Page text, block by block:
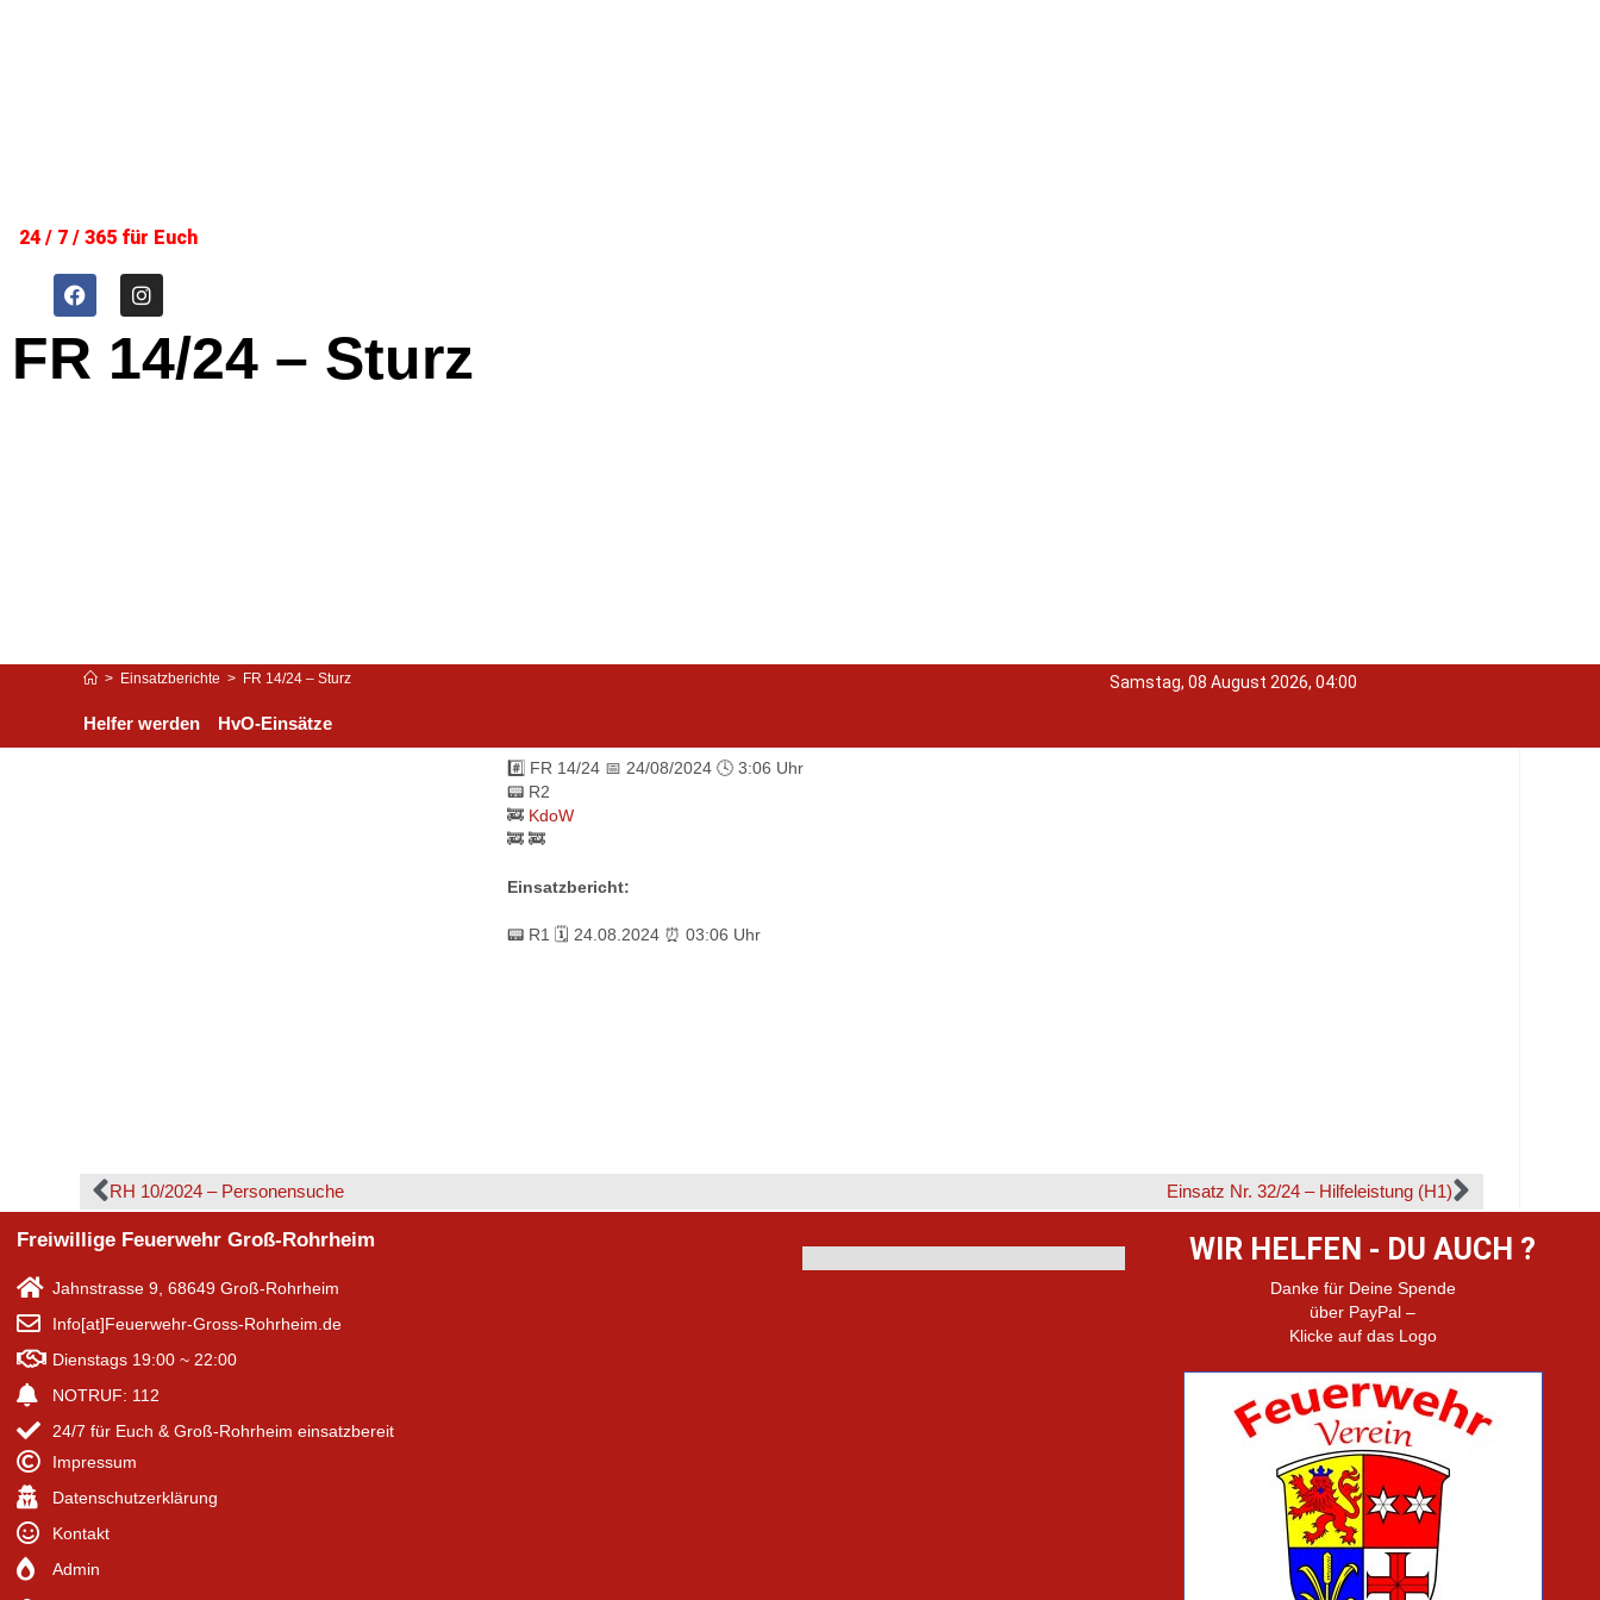
24 / 7 / 365 für Euch
FR 14/24 – Sturz
Samstag, 08 August 2026, 04:00
> Einsatzberichte > FR 14/24 – Sturz
Helfer werden HvO-Einsätze
#️⃣ FR 14/24 📅 24/08/2024 🕓 3:06 Uhr
📟 R2
🚒 KdoW
🚒 🚒
Einsatzbericht:
📟 R1 🗓 24.08.2024 ⏰ 03:06 Uhr
RH 10/2024 – Personensuche Einsatz Nr. 32/24 – Hilfeleistung (H1)
Freiwillige Feuerwehr Groß-Rohrheim
Jahnstrasse 9, 68649 Groß-Rohrheim
Info[at]Feuerwehr-Gross-Rohrheim.de
Dienstags 19:00 ~ 22:00
NOTRUF: 112
24/7 für Euch & Groß-Rohrheim einsatzbereit
Impressum
Datenschutzerklärung
Kontakt
Admin
WIR HELFEN - DU AUCH ?
Danke für Deine Spende
über PayPal –
Klicke auf das Logo